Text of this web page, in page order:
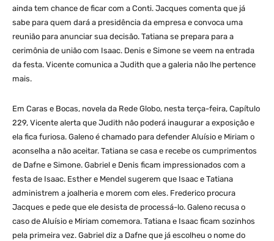
ainda tem chance de ficar com a Conti. Jacques comenta que já
sabe para quem dará a presidência da empresa e convoca uma
reunião para anunciar sua decisão. Tatiana se prepara para a
cerimônia de união com Isaac. Denis e Simone se veem na entrada
da festa. Vicente comunica a Judith que a galeria não lhe pertence
mais.
Em Caras e Bocas, novela da Rede Globo, nesta terça-feira, Capítulo
229, Vicente alerta que Judith não poderá inaugurar a exposição e
ela fica furiosa. Galeno é chamado para defender Aluísio e Miriam o
aconselha a não aceitar. Tatiana se casa e recebe os cumprimentos
de Dafne e Simone. Gabriel e Denis ficam impressionados com a
festa de Isaac. Esther e Mendel sugerem que Isaac e Tatiana
administrem a joalheria e morem com eles. Frederico procura
Jacques e pede que ele desista de processá-lo. Galeno recusa o
caso de Aluísio e Miriam comemora. Tatiana e Isaac ficam sozinhos
pela primeira vez. Gabriel diz a Dafne que já escolheu o nome do